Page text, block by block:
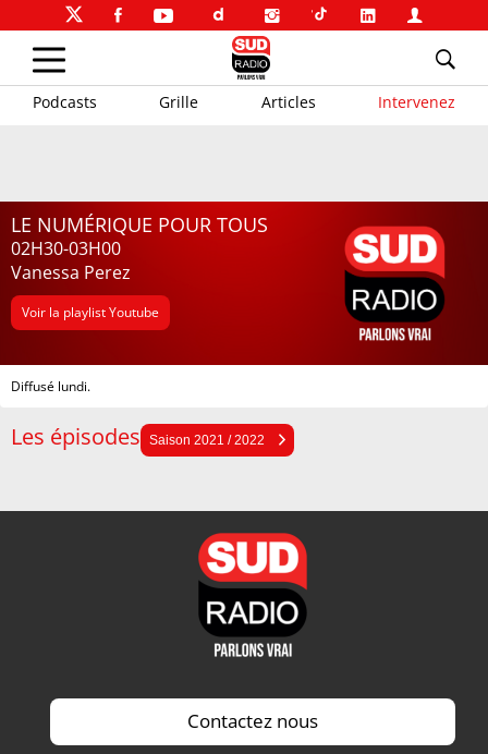
Podcasts Grille Articles Intervenez
LE NUMÉRIQUE POUR TOUS
02H30-03H00
Vanessa Perez
Voir la playlist Youtube
Diffusé lundi.
Les épisodes Saison 2021 / 2022
Saison 2023 / 2024
Contactez nous